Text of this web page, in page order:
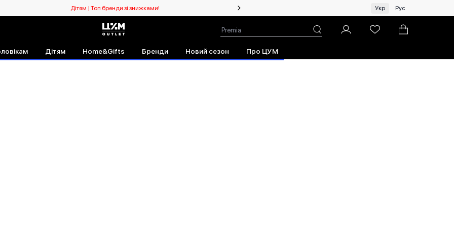
Дітям | Топ бренди зі знижками! Жінкам | Топ бренди зі знижками!
Укр Рус
Дітям Home&Gifts Бренди Новий сезон Про ЦУМ